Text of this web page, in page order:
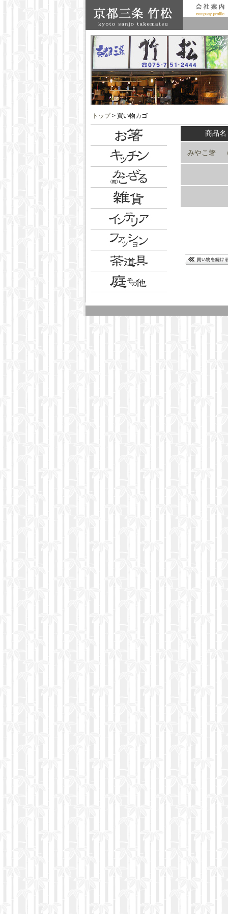
トップ> 買い物カゴ
商品名
みやこ箸